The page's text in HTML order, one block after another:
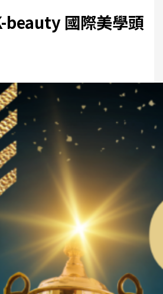
beauty 國際美學頭